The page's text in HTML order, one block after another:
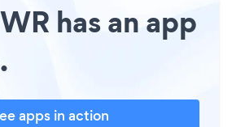
has an app
apps in action